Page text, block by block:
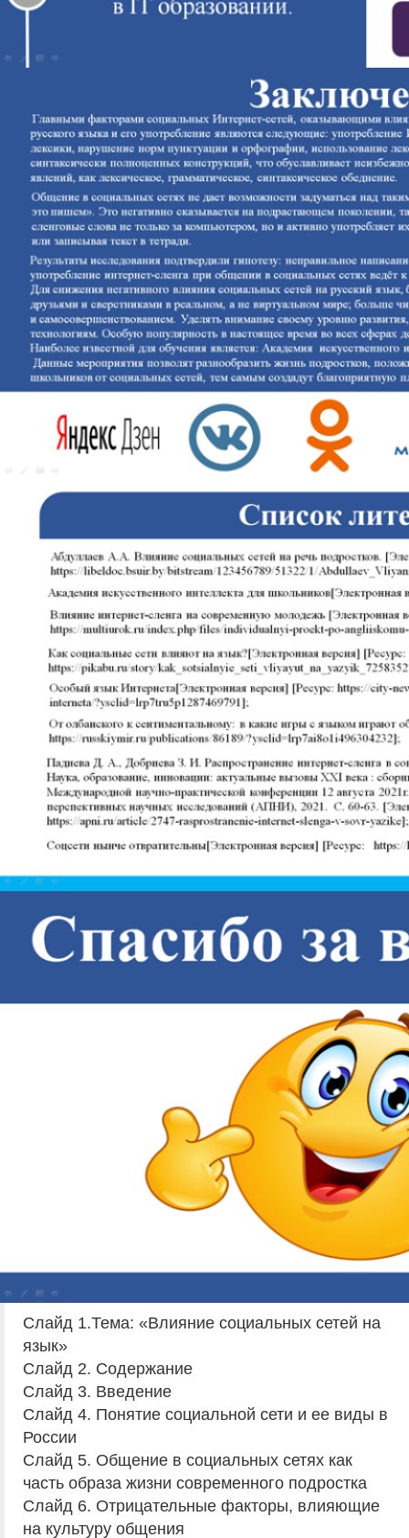
Слайд 1.Тема: «Влияние социальных сетей на
язык»
Слайд 2. Содержание
Слайд 3. Введение
Слайд 4. Понятие социальной сети и ее виды в
России
Слайд 5. Общение в социальных сетях как
часть образа жизни современного подростка
Слайд 6. Отрицательные факторы, влияющие
на культуру общения